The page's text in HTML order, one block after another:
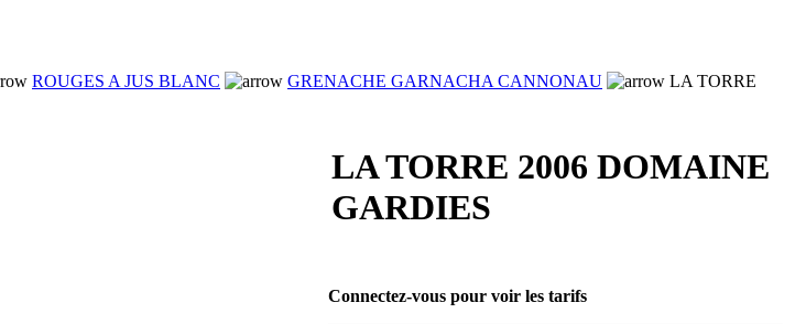
ROUGES A JUS BLANC GRENACHE GARNACHA CANNONAU
LA TORRE
LA TORRE 2006 DOMAINE
GARDIES
Connectez-vous pour voir les tarifs